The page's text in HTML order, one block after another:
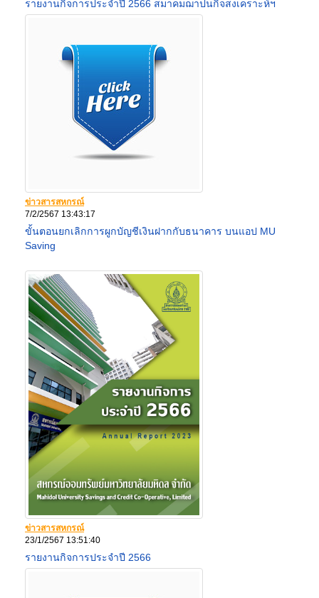
รายงานกิจการประจำปี 2566 สมาคมฌาปนกิจสงเคราะห์ฯ
ข่าวสารสหกรณ์
7/2/2567 13:43:17
ขั้นตอนยกเลิกการผูกบัญชีเงินฝากกับธนาคาร บนแอป MU
Saving
ข่าวสารสหกรณ์
23/1/2567 13:51:40
รายงานกิจการประจำปี 2566